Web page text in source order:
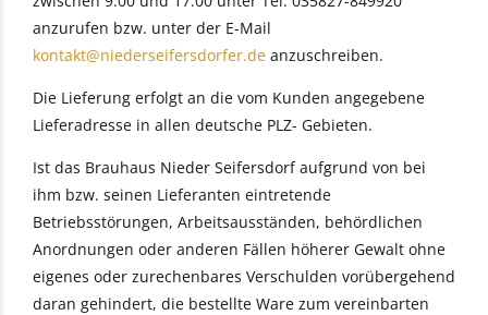
anzurufen bzw. unter der E-Mail
kontakt@niederseifersdorfer.de anzuschreiben.
Die Lieferung erfolgt an die vom Kunden angegebene
Lieferadresse in allen deutsche PLZ- Gebieten.
Ist das Brauhaus Nieder Seifersdorf aufgrund von bei
ihm bzw. seinen Lieferanten eintretende
Betriebsstörungen, Arbeitsausständen, behördlichen
Anordnungen oder anderen Fällen höherer Gewalt ohne
eigenes oder zurechenbares Verschulden vorübergehend
daran gehindert, die bestellte Ware zum vereinbarten